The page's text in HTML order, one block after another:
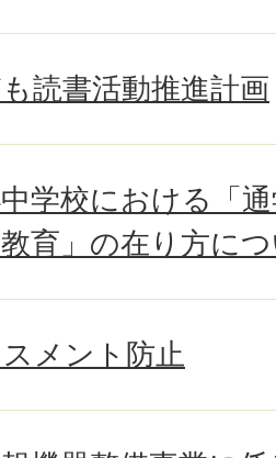
読書活動推進計画
学校における「
教育」の在り方に
メント防止